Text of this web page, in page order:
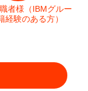
者様 （IBMグルー
経験のある方）